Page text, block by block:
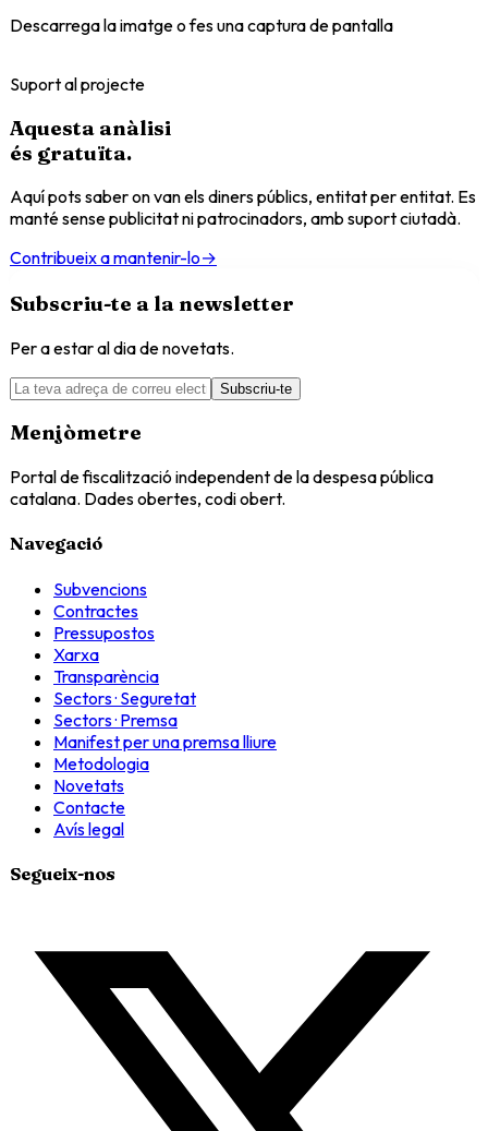
Descarrega la imatge o fes una captura de pantalla
Suport al projecte
Aquesta anàlisi
és gratuïta.
Aquí pots saber on van els diners públics, entitat per entitat. Es
manté sense publicitat ni patrocinadors, amb suport ciutadà.
Contribueix a mantenir-lo→
Subscriu-te a la newsletter
Per a estar al dia de novetats.
Subscriu-te
Menjòmetre
Portal de fiscalització independent de la despesa pública
catalana. Dades obertes, codi obert.
Navegació
Subvencions
Contractes
Pressupostos
Xarxa
Transparència
Sectors · Seguretat
Sectors · Premsa
Manifest per una premsa lliure
Metodologia
Novetats
Contacte
Avís legal
Segueix-nos